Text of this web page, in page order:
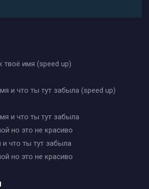
твоё имя (speed up)
и что ты тут забыла (speed up)
и что ты тут забыла
но это не красиво
что ты тут забыла
но это не красиво